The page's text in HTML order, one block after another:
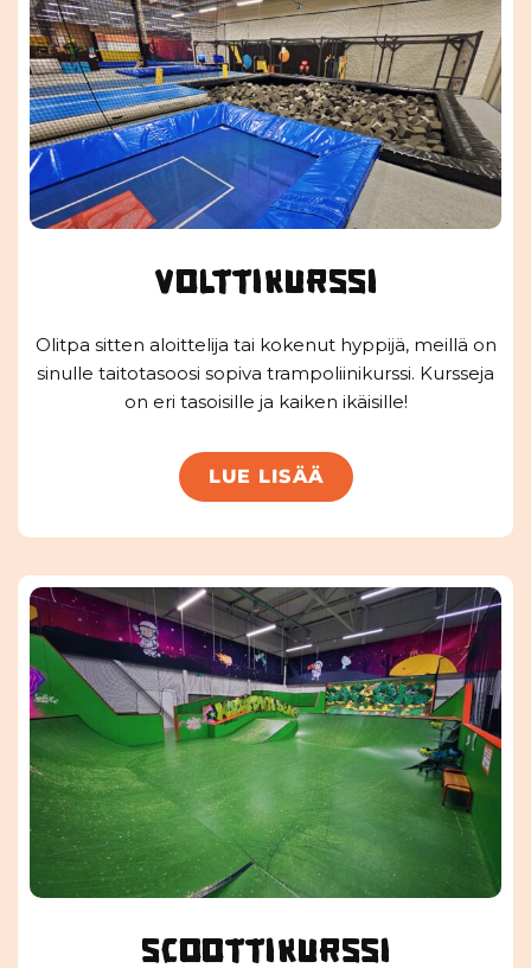
Volttikurssi
Olitpa sitten aloittelija tai kokenut hyppijä, meillä on
sinulle taitotasoosi sopiva trampoliinikurssi. Kursseja
on eri tasoisille ja kaiken ikäisille!
LUE LISÄÄ
scoottikurssi